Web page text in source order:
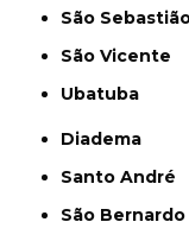
São
São Vicente
Ubatuba
Diadema
Santo André
São